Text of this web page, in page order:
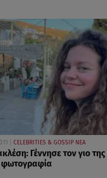
CELEBRITIES & GOSSIP ΝΕΑ
Γέννησε τον γιο